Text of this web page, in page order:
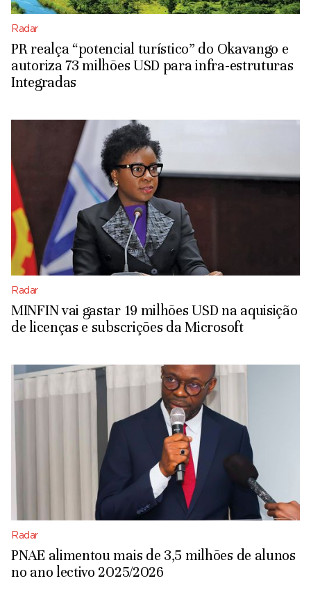
Radar
PR realça “potencial turístico” do Okavango e
autoriza 73 milhões USD para infra-estruturas
Integradas
Radar
MINFIN vai gastar 19 milhões USD na aquisição
de licenças e subscrições da Microsoft
Radar
PNAE alimentou mais de 3,5 milhões de alunos
no ano lectivo 2025/2026